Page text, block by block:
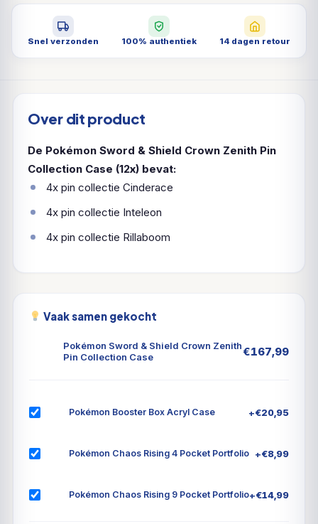
Snel verzonden 100% authentiek 14 dagen retour
Over dit product
De Pokémon Sword & Shield Crown Zenith Pin
Collection Case (12x) bevat:
4x pin collectie Cinderace
4x pin collectie Inteleon
4x pin collectie Rillaboom
Vaak samen gekocht
Pokémon Sword & Shield Crown Zenith
Pin Collection Case
€167,99
Pokémon Booster Box Acryl Case +€20,95
Pokémon Chaos Rising 4 Pocket Portfolio +€8,99
Pokémon Chaos Rising 9 Pocket Portfolio+€14,99